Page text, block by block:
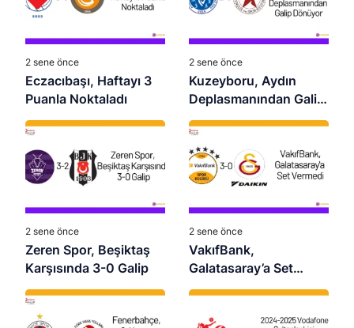
2 sene önce
Eczacıbaşı, Haftayı 3
Puanla Noktaladı
2 sene önce
Kuzeyboru, Aydın
Deplasmanından Galip
Dönüyor
2 sene önce
Zeren Spor, Beşiktaş
Karşısında 3-0 Galip
2 sene önce
VakıfBank,
Galatasaray’a Set
Vermedi